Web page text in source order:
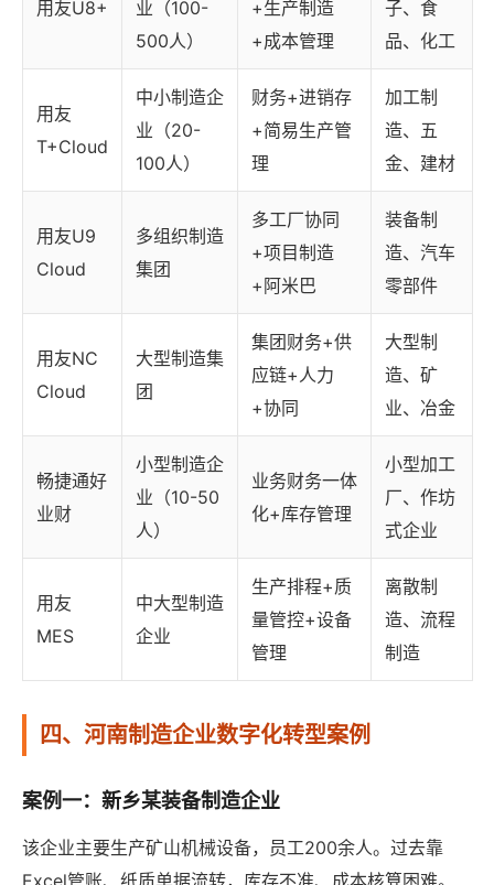
用友U8+
业（100-
500人）
+生产制造
+成本管理
子、食
品、化工
用友
T+Cloud
中小制造企
业（20-
100人）
财务+进销存
+简易生产管
理
加工制
造、五
金、建材
用友U9
Cloud
多组织制造
集团
多工厂协同
+项目制造
+阿米巴
装备制
造、汽车
零部件
用友NC
Cloud
大型制造集
团
集团财务+供
应链+人力
+协同
大型制
造、矿
业、冶金
畅捷通好
业财
小型制造企
业（10-50
人）
业务财务一体
化+库存管理
小型加工
厂、作坊
式企业
用友
MES
中大型制造
企业
生产排程+质
量管控+设备
管理
离散制
造、流程
制造
四、河南制造企业数字化转型案例
案例一：新乡某装备制造企业
该企业主要生产矿山机械设备，员工200余人。过去靠
Excel管账、纸质单据流转，库存不准、成本核算困难。